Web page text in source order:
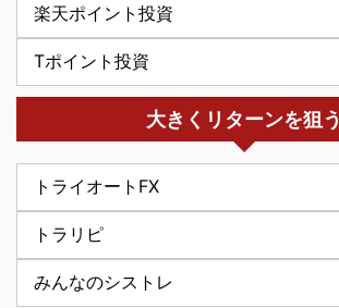
楽天ポイント投資
Tポイント投資
大きくリターンを狙う
トライオートFX
トラリピ
みんなのシストレ